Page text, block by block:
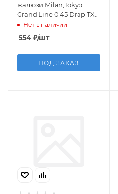
жалюзи Milan,Tokyo
Grand Line 0,45 Drap TX
RAL 7024 мокрый
асфальт (2м)
Нет в наличии
554 ₽/шт
ПОД ЗАКАЗ